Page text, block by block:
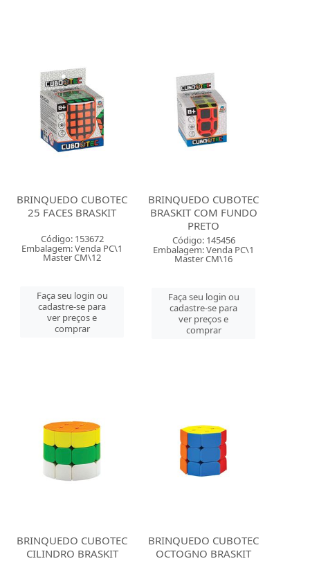
BRINQUEDO CUBOTEC
25 FACES BRASKIT
Código: 153672
Embalagem: Venda PC\1
Master CM\12
Faça seu login ou
cadastre-se para
ver preços e
comprar
BRINQUEDO CUBOTEC
BRASKIT COM FUNDO
PRETO
Código: 145456
Embalagem: Venda PC\1
Master CM\16
Faça seu login ou
cadastre-se para
ver preços e
comprar
BRINQUEDO CUBOTEC
CILINDRO BRASKIT
BRINQUEDO CUBOTEC
OCTOGNO BRASKIT